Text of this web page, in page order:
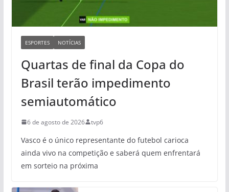
ESPORTES NOTÍCIAS
Quartas de final da Copa do
Brasil terão impedimento
semiautomático
6 de agosto de 2026 tvp6
Vasco é o único representante do futebol carioca
ainda vivo na competição e saberá quem enfrentará
em sorteio na próxima